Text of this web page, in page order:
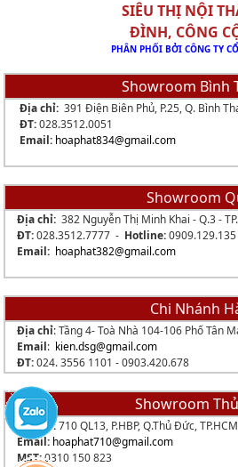
SIÊU THỊ NỘI THẤT
ĐÌNH, CÔNG
PHÂN PHỐI BỞI CÔNG TY CỔ PHẦN
Showroom Bình
Địa chỉ:391 Điện Biên Phủ, P.25, Q. Bình
ĐT:028.3512.0051
Email: hoaphat834@gmail.com
Showroom
Địa chỉ:382 Nguyễn Thị Minh Khai - Q.3 -
ĐT:028.3512.7777 - Hotline:0909.129.135
Email: hoaphat382@gmail.com
Chi Nhánh
Địa chỉ: Tầng 4- Toà Nhà 104-106 Phố Tân
Email: kien.dsg@gmail.com
ĐT:024. 3556 1101 - 0903.420.678
Showroom
Địa chỉ:710 QL13, P.HBP, Q.Thủ Đức, TP.HCM
Email: hoaphat710@gmail.com
MST:0310 150 823